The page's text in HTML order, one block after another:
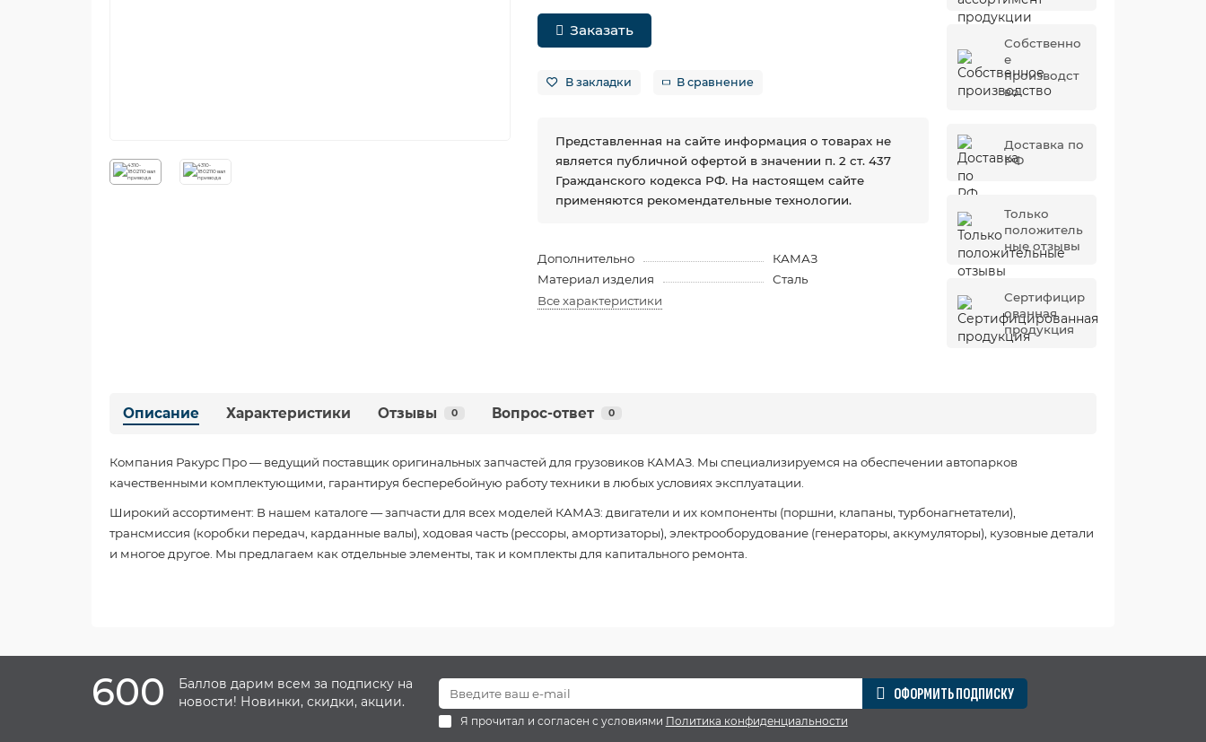
Заказать
В закладки В сравнение
Представленная на сайте информация о товарах не
является публичной офертой в значении п. 2 ст. 437
Гражданского кодекса РФ. На настоящем сайте
применяются рекомендательные технологии.
Дополнительно
КАМАЗ
Материал изделия
Сталь
Все характеристики
Собственно
е
производст
во
Доставка по
РФ
Только
положитель
ные отзывы
Сертифицир
ованная
продукция
Описание Характеристики Отзывы 0 Вопрос-ответ 0
Компания Ракурс Про — ведущий поставщик оригинальных запчастей для грузовиков КАМАЗ. Мы специализируемся на обеспечении автопарков
качественными комплектующими, гарантируя бесперебойную работу техники в любых условиях эксплуатации.
Широкий ассортимент: В нашем каталоге — запчасти для всех моделей КАМАЗ: двигатели и их компоненты (поршни, клапаны, турбонагнетатели),
трансмиссия (коробки передач, карданные валы), ходовая часть (рессоры, амортизаторы), электрооборудование (генераторы, аккумуляторы), кузовные детали
и многое другое. Мы предлагаем как отдельные элементы, так и комплекты для капитального ремонта.
600
Баллов дарим всем за подписку на
новости! Новинки, скидки, акции.
ОФОРМИТЬ ПОДПИСКУ
Я прочитал и согласен с условиями Политика конфиденциальности